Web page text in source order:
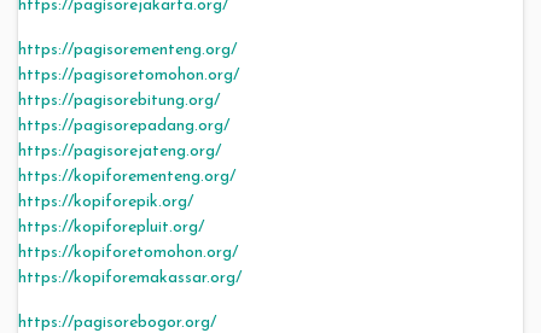
https://pagisorejakarta.org/
https://pagisorementeng.org/
https://pagisoretomohon.org/
https://pagisorebitung.org/
https://pagisorepadang.org/
https://pagisorejateng.org/
https://kopiforementeng.org/
https://kopiforepik.org/
https://kopiforepluit.org/
https://kopiforetomohon.org/
https://kopiforemakassar.org/
https://pagisorebogor.org/